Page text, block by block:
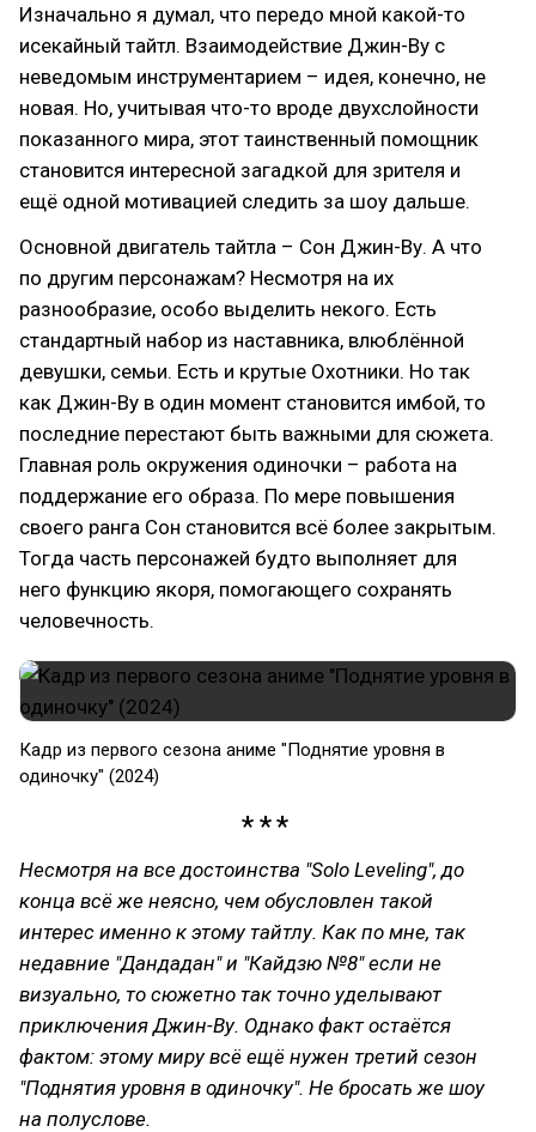
Изначально я думал, что передо мной какой-то
исекайный тайтл. Взаимодействие Джин-Ву с
неведомым инструментарием – идея, конечно, не
новая. Но, учитывая что-то вроде двухслойности
показанного мира, этот таинственный помощник
становится интересной загадкой для зрителя и
ещё одной мотивацией следить за шоу дальше.
Основной двигатель тайтла – Сон Джин-Ву. А что
по другим персонажам? Несмотря на их
разнообразие, особо выделить некого. Есть
стандартный набор из наставника, влюблённой
девушки, семьи. Есть и крутые Охотники. Но так
как Джин-Ву в один момент становится имбой, то
последние перестают быть важными для сюжета.
Главная роль окружения одиночки – работа на
поддержание его образа. По мере повышения
своего ранга Сон становится всё более закрытым.
Тогда часть персонажей будто выполняет для
него функцию якоря, помогающего сохранять
человечность.
Кадр из первого сезона аниме "Поднятие уровня в
одиночку" (2024)
Несмотря на все достоинства "Solo Leveling", до
конца всё же неясно, чем обусловлен такой
интерес именно к этому тайтлу. Как по мне, так
недавние "Дандадан" и "Кайдзю №8" если не
визуально, то сюжетно так точно уделывают
приключения Джин-Ву. Однако факт остаётся
фактом: этому миру всё ещё нужен третий сезон
"Поднятия уровня в одиночку". Не бросать же шоу
на полуслове.